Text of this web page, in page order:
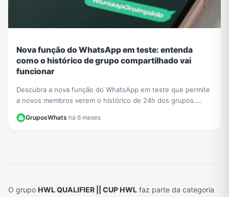
Nova função do WhatsApp em teste: entenda
como o histórico de grupo compartilhado vai
funcionar
Descubra a nova função do WhatsApp em teste que permite
a novos membros verem o histórico de 24h dos grupos.
GruposWhats·há 6 meses
O grupo HWL QUALIFIER || CUP HWL faz parte da categoria